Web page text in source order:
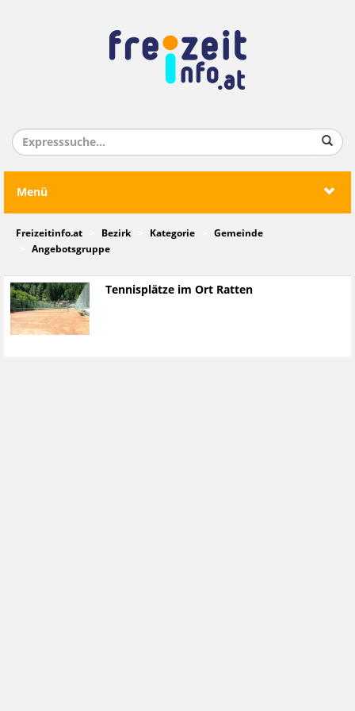
Menü
Freizeitinfo.at Bezirk Kategorie
Gemeinde
Angebotsgruppe
Tennisplätze im Ort Ratten